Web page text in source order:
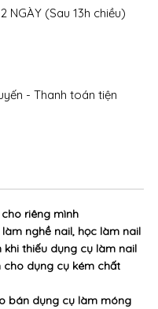
(Sau 13h chiều)
- Thanh toán tiện
riêng mình
nghề nail, học làm nail
khi thiếu dụng cụ làm nail
cho dụng cụ kém chất
bán dụng cụ làm móng